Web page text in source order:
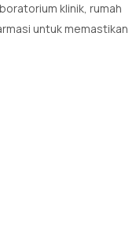
klinik, rumah
untuk memastikan